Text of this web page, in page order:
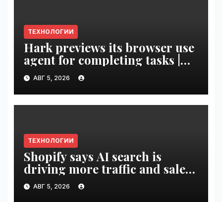
ТЕХНОЛОГИИ
Hark previews its browser use
agent for completing tasks |
VseTime.ru
АВГ 5, 2026
ТЕХНОЛОГИИ
Shopify says AI search is
driving more traffic and sales,
not replacing Google |
VseTime.ru
АВГ 5, 2026